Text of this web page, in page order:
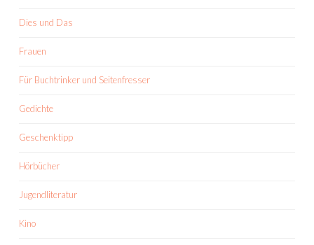
Dies und Das
Frauen
Für Buchtrinker und Seitenfresser
Gedichte
Geschenktipp
Hörbücher
Jugendliteratur
Kino